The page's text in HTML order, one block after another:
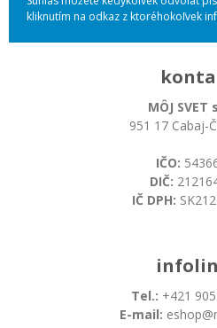
kliknutím na odkaz z ktoréhokoľvek
MÔJ SVET
951 17 Cabaj-
IČO:
DIČ:
IČ DPH:
Tel.: +421
E-mail: